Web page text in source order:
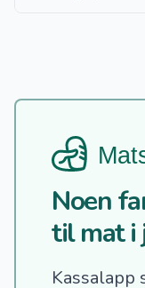
Noen
til mat i
Kassalapp